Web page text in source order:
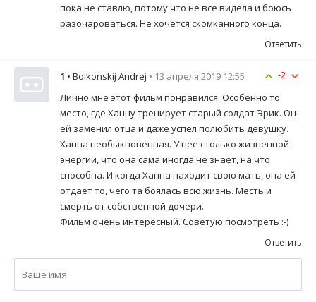
пока не ставлю, потому что не все видела и боюсь
разочароваться. Не хочется скомканного конца.
Ответить
-2
1 • Bolkonskij Andrej • 13 апреля 2019 12:55
Лично мне этот фильм понравился. Особенно то
место, где Ханну тренирует старый солдат Эрик. Он
ей заменил отца и даже успел полюбить девушку.
Ханна необыкновенная. У нее столько жизненной
энергии, что она сама иногда не знает, на что
способна. И когда Ханна находит свою мать, она ей
отдает то, чего та боялась всю жизнь. Месть и
смерть от собственной дочери.
Фильм очень интересный. Советую посмотреть :-)
Ответить